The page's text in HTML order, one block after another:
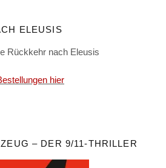
ELEUSIS
hier
– DER 9/11-THRILLER